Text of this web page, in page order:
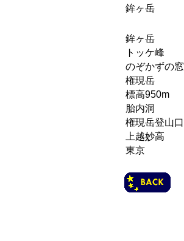
鉾ヶ岳
鉾ヶ岳
トッケ峰
のぞかずの窓
権現岳
標高950m
胎内洞
権現岳登山口
上越妙高
東京